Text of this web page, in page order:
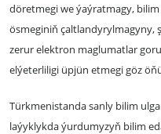
döretmegi we ýaýratmagy,
ösmeginiň çaltlandyrylmagyny,
zerur elektron maglumatlar
elýeterliligi üpjün etmegi göz
Türkmenistanda sanly bilim
laýyklykda ýurdumyzyň bilim